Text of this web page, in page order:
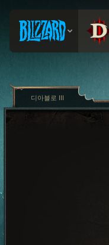
디아블로 III